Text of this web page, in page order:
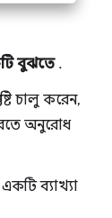
বুঝতে.
চালু করেন,
অনুরোধ
ব্যাখ্যা